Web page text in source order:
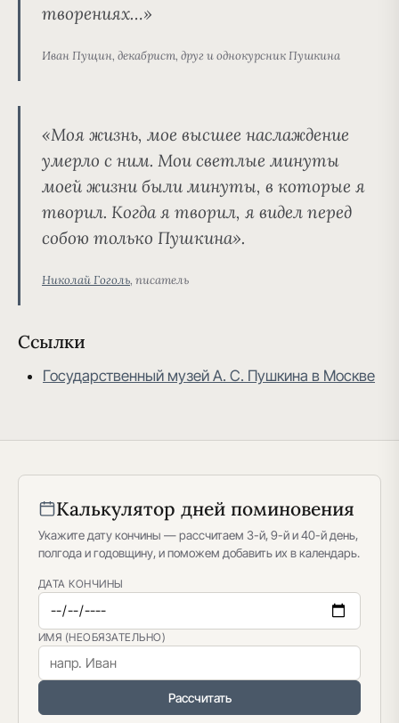
творениях…»
Иван Пущин, декабрист, друг и однокурсник Пушкина
«Моя жизнь, мое высшее наслаждение
умерло с ним. Мои светлые минуты
моей жизни были минуты, в которые я
творил. Когда я творил, я видел перед
собою только Пушкина».
Николай Гоголь, писатель
Ссылки
Государственный музей А. С. Пушкина в Москве
Калькулятор дней поминовения
Укажите дату кончины — рассчитаем 3-й, 9-й и 40-й день,
полгода и годовщину, и поможем добавить их в календарь.
ДАТА КОНЧИНЫ
ИМЯ (НЕОБЯЗАТЕЛЬНО)
Рассчитать